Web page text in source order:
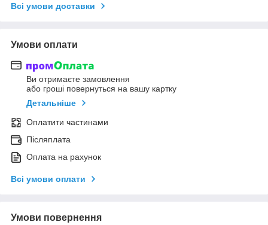
Всі умови доставки
Умови оплати
Ви отримаєте замовлення
або гроші повернуться на вашу картку
Детальніше
Оплатити частинами
Післяплата
Оплата на рахунок
Всі умови оплати
Умови повернення